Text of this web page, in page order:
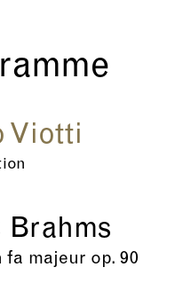
Viotti
Brahms
fa majeur op. 90